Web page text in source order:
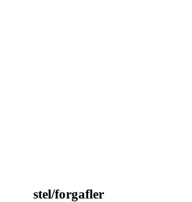
stel/forgafler